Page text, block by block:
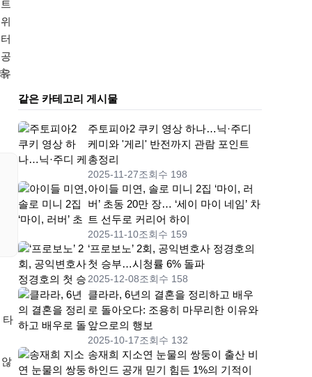
타
같은 카테고리 게시물
주토피아2 쿠키 영상 하나…닉·주디
케미와 '게리' 반전까지 관람 포인트
총정리
2025-11-27조회수 198
아이들 미연, 솔로 미니 2집 ‘마이, 러
버’ 초동 20만 장… ‘세이 마이 네임’ 차
트 선두로 커리어 하이
2025-11-10조회수 159
‘프로보노’ 2회, 공익변호사 정경호의
첫 승부…시청률 6% 돌파
2025-12-08조회수 158
클라라, 6년의 결혼을 정리하고 배우
로 돌아오다: 조용히 마무리한 이유와
앞으로의 행보
2025-10-17조회수 132
송재희 지소연 눈물의 쌍둥이 출산 비
하인드 공개 믿기 힘든 1%의 기적이